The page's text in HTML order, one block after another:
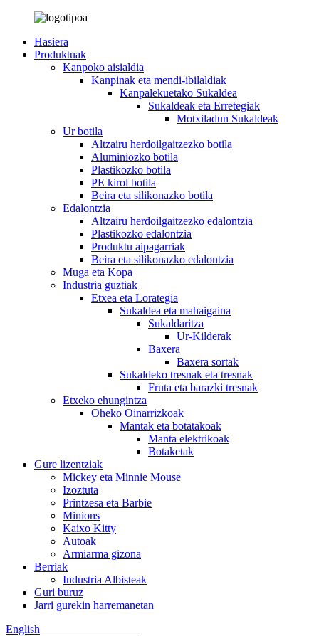
Hasiera
Produktuak
Kanpoko aisialdia
Kanpinak eta mendi-ibilaldiak
Kanpalekuetako Sukaldea
Sukaldeak eta Erretegiak
Motxiladun Sukaldeak
Ur botila
Altzairu herdoilgaitzezko botila
Aluminiozko botila
Plastikozko botila
PE kirol botila
Beira eta silikonazko botila
Edalontzia
Altzairu herdoilgaitzezko edalontzia
Plastikozko edalontzia
Produktu aipagarriak
Beira eta silikonazko edalontzia
Muga eta Kopa
Industria guztiak
Etxea eta Lorategia
Sukaldea eta mahaigaina
Sukaldaritza
Ur-Kilderak
Baxera
Baxera sortak
Sukaldeko tresnak eta tresnak
Fruta eta barazki tresnak
Etxeko ehungintza
Oheko Oinarrizkoak
Mantak eta botatakoak
Manta elektrikoak
Botaketak
Gure lizentziak
Mickey eta Minnie Mouse
Izoztuta
Printzesa eta Barbie
Minions
Kaixo Kitty
Autoak
Armiarma gizona
Berriak
Industria Albisteak
Guri buruz
Jarri gurekin harremanetan
English